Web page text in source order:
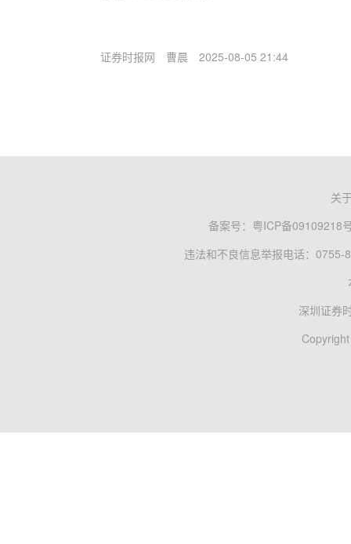
证券时报网 曹晨 2025-08-05 21:44
关
备案号： 粤ICP备09109218
违法和不良信息举报电话：0755-
深圳证券